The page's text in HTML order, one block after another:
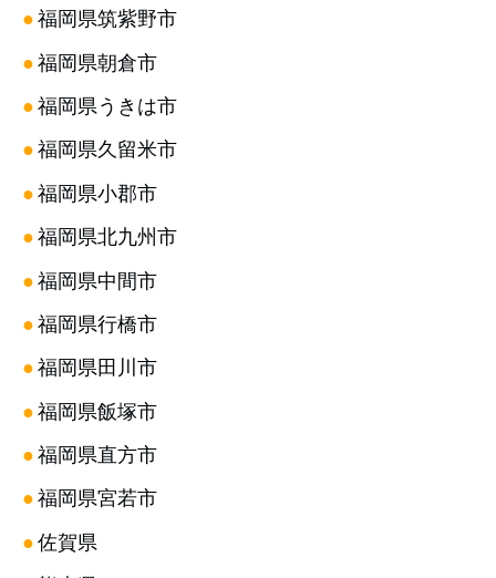
●福岡県筑紫野市
●福岡県朝倉市
●福岡県うきは市
●福岡県久留米市
●福岡県小郡市
●福岡県北九州市
●福岡県中間市
●福岡県行橋市
●福岡県田川市
●福岡県飯塚市
●福岡県直方市
●福岡県宮若市
●佐賀県